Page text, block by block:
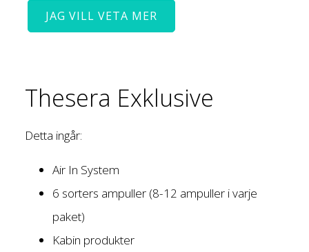
JAG VILL VETA MER
Thesera Exklusive
Detta ingår:
Air In System
6 sorters ampuller (8-12 ampuller i varje
paket)
Kabin produkter